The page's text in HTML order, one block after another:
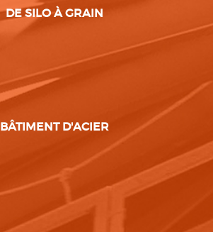
DE SILO À GRAIN
BÂTIMENT D'ACIER